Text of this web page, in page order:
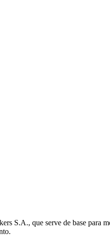
S.A., que serve de base para